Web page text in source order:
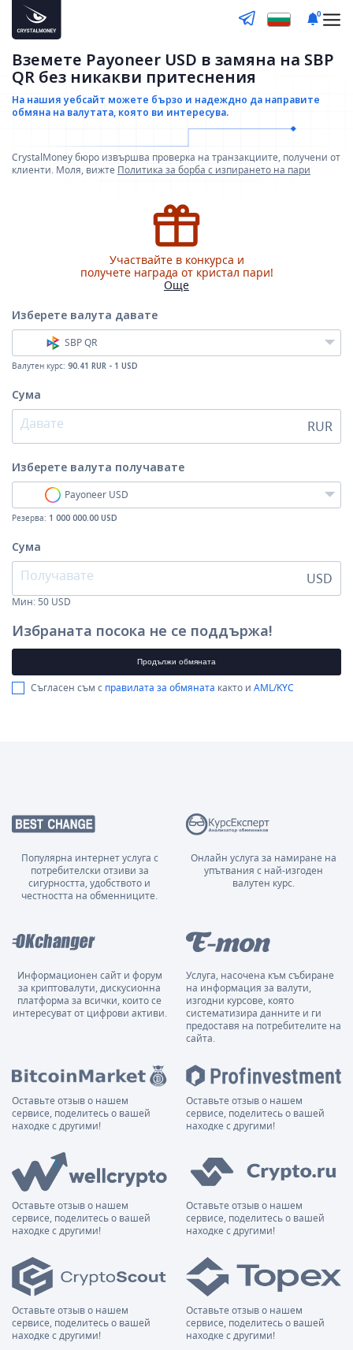
0
Вземете Payoneer USD в замяна на SBP
QR без никакви притеснения
На нашия уебсайт можете бързо и надеждно да направите
обмяна на валутата, която ви интересува.
CrystalMoney бюро извършва проверка на транзакциите, получени от
клиенти. Моля, вижте Политика за борба с изпирането на пари
Участвайте в конкурса и
получете награда от кристал пари!
Още
Изберете валута давате
SBP QR
Валутен курс: 90.41 RUR - 1 USD
Сума
RUR
Изберете валута получавате
Payoneer USD
Резерва: 1 000 000.00 USD
Сума
USD
Мин: 50 USD
Избраната посока не се поддържа!
Продължи обмяната
Съгласен съм с правилата за обмяната както и AML/KYC
Популярна интернет услуга с
потребителски отзиви за
сигурността, удобството и
честността на обменниците.
Онлайн услуга за намиране на
упътвания с най-изгоден
валутен курс.
Информационен сайт и форум
за криптовалути, дискусионна
платформа за всички, които се
интересуват от цифрови активи.
Услуга, насочена към събиране
на информация за валути,
изгодни курсове, която
систематизира данните и ги
предоставя на потребителите на
сайта.
Оставьте отзыв о нашем
сервисе, поделитесь о вашей
находке с другими!
Оставьте отзыв о нашем
сервисе, поделитесь о вашей
находке с другими!
Оставьте отзыв о нашем
сервисе, поделитесь о вашей
находке с другими!
Оставьте отзыв о нашем
сервисе, поделитесь о вашей
находке с другими!
Оставьте отзыв о нашем
сервисе, поделитесь о вашей
находке с другими!
Оставьте отзыв о нашем
сервисе, поделитесь о вашей
находке с другими!